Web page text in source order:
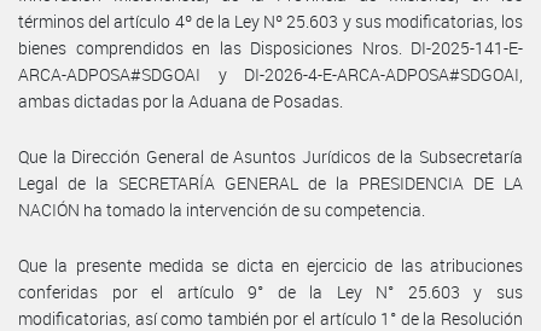
términos del artículo 4º de la Ley Nº 25.603 y sus modificatorias, los
bienes comprendidos en las Disposiciones Nros. DI-2025-141-E-
ARCA-ADPOSA#SDGOAI y DI-2026-4-E-ARCA-ADPOSA#SDGOAI,
ambas dictadas por la Aduana de Posadas.
Que la Dirección General de Asuntos Jurídicos de la Subsecretaría
Legal de la SECRETARÍA GENERAL de la PRESIDENCIA DE LA
NACIÓN ha tomado la intervención de su competencia.
Que la presente medida se dicta en ejercicio de las atribuciones
conferidas por el artículo 9° de la Ley N° 25.603 y sus
modificatorias, así como también por el artículo 1° de la Resolución